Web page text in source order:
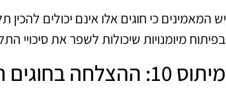
יש המאמינים כי חוגים אלו אינם יכולים
בפיתוח מיומנויות שיכולות לשפר את סיכויי
מיתוס 10: ההצלחה בחוגים תלויה רק במדריך